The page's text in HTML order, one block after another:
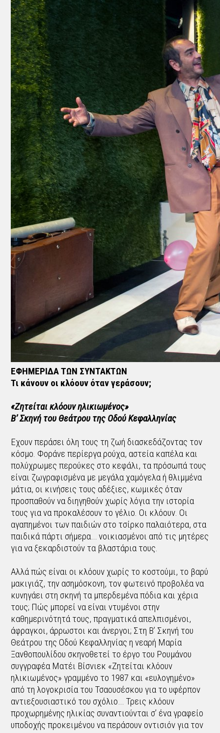
ΕΦΗΜΕΡΙΔΑ ΤΩΝ ΣΥΝΤΑΚΤΩΝ
Τι κάνουν οι κλόουν όταν γεράσουν;
«Ζητείται κλόουν ηλικιωμένος»
Β’ Σκηνή του Θεάτρου της Οδού Κεφαλληνίας
Εχουν περάσει όλη τους τη ζωή διασκεδάζοντας τον
κόσμο. Φοράνε περίεργα ρούχα, αστεία καπέλα και
πολύχρωμες περούκες στο κεφάλι, τα πρόσωπά τους
είναι ζωγραφισμένα με μεγάλα χαμόγελα ή θλιμμένα
μάτια, οι κινήσεις τους αδέξιες, κωμικές όταν
προσπαθούν να διηγηθούν χωρίς λόγια την ιστορία
τους για να προκαλέσουν το γέλιο. Οι κλόουν. Οι
αγαπημένοι των παιδιών στο τσίρκο παλαιότερα, στα
παιδικά πάρτι σήμερα… νοικιασμένοι από τις μητέρες
για να ξεκαρδιστούν τα βλαστάρια τους.
Αλλά πώς είναι οι κλόουν χωρίς το κοστούμι, το βαρύ
μακιγιάζ, την ασημόσκονη, τον φωτεινό προβολέα να
κυνηγάει στη σκηνή τα μπερδεμένα πόδια και χέρια
τους; Πώς μπορεί να είναι ντυμένοι στην
καθημερινότητά τους, πραγματικά απελπισμένοι,
άφραγκοι, άρρωστοι και άνεργοι; Στη Β’ Σκηνή του
Θεάτρου της Οδού Κεφαλληνίας η νεαρή Μαρία
Ξανθοπουλίδου σκηνοθετεί το έργο του Ρουμάνου
συγγραφέα Ματέι Βίσνιεκ «Ζητείται κλόουν
ηλικιωμένος» γραμμένο το 1987 και «ευλογημένο»
από τη λογοκρισία του Τσαουσέσκου για το υφέρπον
αντιεξουσιαστικό του σχόλιο… Τρεις κλόουν
προχωρημένης ηλικίας συναντιούνται σ’ ένα γραφείο
υποδοχής προκειμένου να περάσουν οντισιόν για τον